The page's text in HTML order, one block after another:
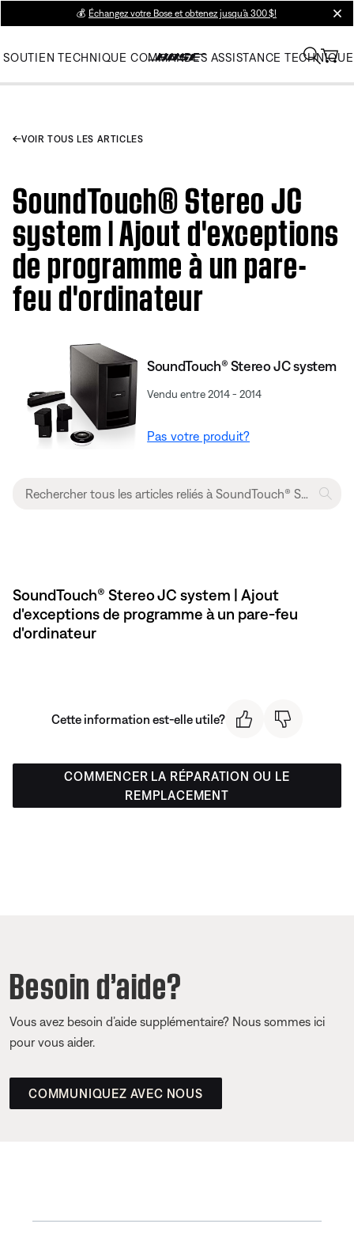
💰 Échangez votre Bose et obtenez jusqu’à 300 $!
SOUTIEN TECHNIQUE COMMANDES ASSISTANCE TECHNIQUE
VOIR TOUS LES ARTICLES
SoundTouch® Stereo JC
system | Ajout d'exceptions
de programme à un pare-
feu d'ordinateur
SoundTouch® Stereo JC system
Vendu entre 2014 - 2014
Pas votre produit?
SoundTouch® Stereo JC system | Ajout
d'exceptions de programme à un pare-feu
d'ordinateur
Cette information est-elle utile?
COMMENCER LA RÉPARATION OU LE
REMPLACEMENT
Besoin d’aide?
Vous avez besoin d’aide supplémentaire? Nous sommes ici
pour vous aider.
COMMUNIQUEZ AVEC NOUS